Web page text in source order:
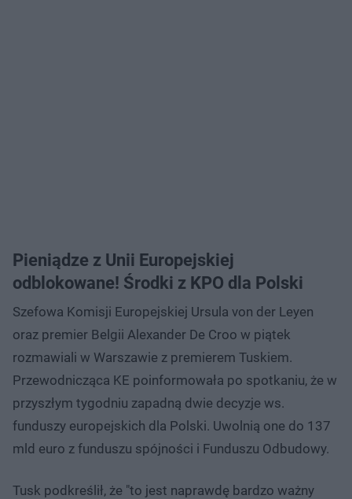
Pieniądze z Unii Europejskiej
odblokowane! Środki z KPO dla Polski
Szefowa Komisji Europejskiej Ursula von der Leyen
oraz premier Belgii Alexander De Croo w piątek
rozmawiali w Warszawie z premierem Tuskiem.
Przewodnicząca KE poinformowała po spotkaniu, że w
przyszłym tygodniu zapadną dwie decyzje ws.
funduszy europejskich dla Polski. Uwolnią one do 137
mld euro z funduszu spójności i Funduszu Odbudowy.
Tusk podkreślił, że "to jest naprawdę bardzo ważny